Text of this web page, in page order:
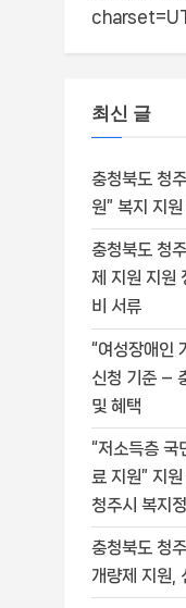
최신 글
충청북도 청
원” 복지 지
충청북도 청
제 지원 지원
비 서류
“여성장애인
신청 기준 –
및 혜택
“저소득층 국
료 지원” 지
청주시 복지
충청북도 청
개량제 지원,